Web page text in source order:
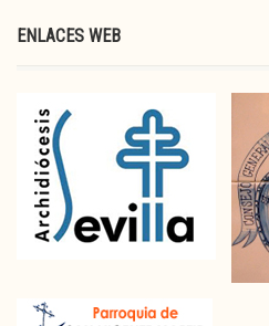
ENLACES WEB